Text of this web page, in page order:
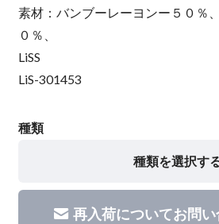
素材：バンブーレーヨンー５０％
０％、
LiSS
LiS-301453
種類
種類を選択す
再入荷についてお問